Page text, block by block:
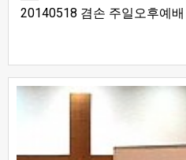
20140518 겸손 주일오후예배